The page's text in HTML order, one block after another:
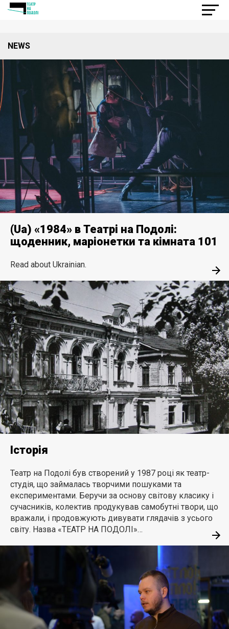
NEWS
(Ua) «1984» в Театрі на Подолі:
щоденник, маріонетки та кімната 101
Read about Ukrainian.
Історія
Театр на Подолі був створений у 1987 році як театр-
студія, що займалась творчими пошуками та
експериментами. Беручи за основу світову класику і
сучасників, колектив продукував самобутні твори, що
вражали, і продовжують дивувати глядачів з усього
світу. Назва «ТЕАТР НА ПОДОЛІ»…